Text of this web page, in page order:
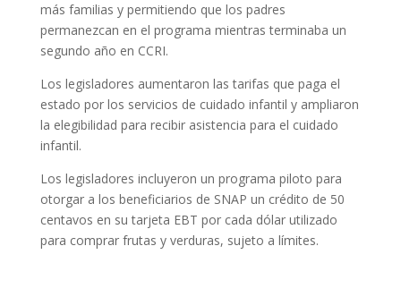
más familias y permitiendo que los padres
permanezcan en el programa mientras terminaba un
segundo año en CCRI.
Los legisladores aumentaron las tarifas que paga el
estado por los servicios de cuidado infantil y ampliaron
la elegibilidad para recibir asistencia para el cuidado
infantil.
Los legisladores incluyeron un programa piloto para
otorgar a los beneficiarios de SNAP un crédito de 50
centavos en su tarjeta EBT por cada dólar utilizado
para comprar frutas y verduras, sujeto a límites.